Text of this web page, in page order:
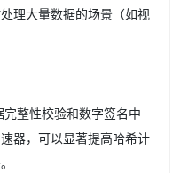
理大量数据的场景（如视
完整性校验和数字签名中
器，可以显著提高哈希计